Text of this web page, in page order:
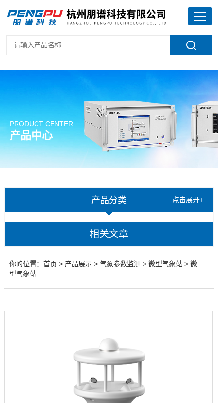
PRODUCT CENTER
产品中心
产品分类 点击展开+
相关文章
你的位置： 首页 > 产品展示> 气象参数监测 > 微型气象站> 微
型气象站